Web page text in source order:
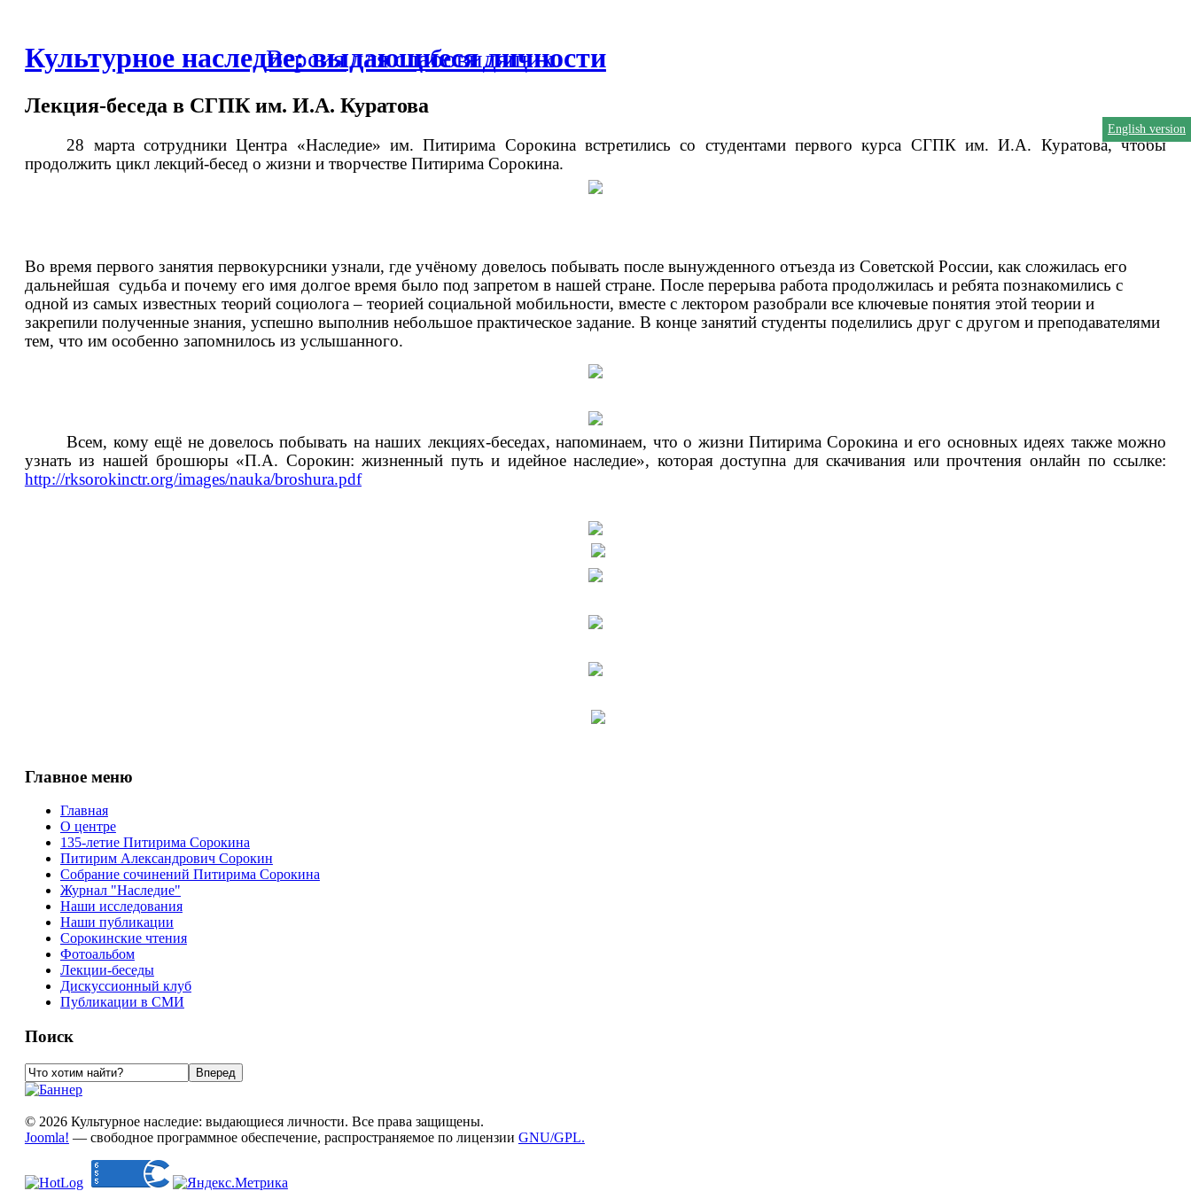
English version
Версия для слабовидящих
Культурное наследие: выдающиеся личности
Лекция-беседа в СГПК им. И.А. Куратова
28 марта сотрудники Центра «Наследие» им. Питирима Сорокина встретились со студентами первого курса СГПК им. И.А. Куратова, чтобы
продолжить цикл лекций-бесед о жизни и творчестве Питирима Сорокина.
Во время первого занятия первокурсники узнали, где учёному довелось побывать после вынужденного отъезда из Советской России, как сложилась его
дальнейшая судьба и почему его имя долгое время было под запретом в нашей стране. После перерыва работа продолжилась и ребята познакомились с
одной из самых известных теорий социолога – теорией социальной мобильности, вместе с лектором разобрали все ключевые понятия этой теории и
закрепили полученные знания, успешно выполнив небольшое практическое задание. В конце занятий студенты поделились друг с другом и преподавателями
тем, что им особенно запомнилось из услышанного.
Всем, кому ещё не довелось побывать на наших лекциях-беседах, напоминаем, что о жизни Питирима Сорокина и его основных идеях также можно
узнать из нашей брошюры «П.А. Сорокин: жизненный путь и идейное наследие», которая доступна для скачивания или прочтения онлайн по ссылке:
http://rksorokinctr.org/images/nauka/broshura.pdf
Главное меню
Главная
О центре
135-летие Питирима Сорокина
Питирим Александрович Сорокин
Собрание сочинений Питирима Сорокина
Журнал "Наследие"
Наши исследования
Наши публикации
Сорокинские чтения
Фотоальбом
Лекции-беседы
Дискуссионный клуб
Публикации в СМИ
Поиск
© 2026 Культурное наследие: выдающиеся личности. Все права защищены.
Joomla! — свободное программное обеспечение, распространяемое по лицензии GNU/GPL.